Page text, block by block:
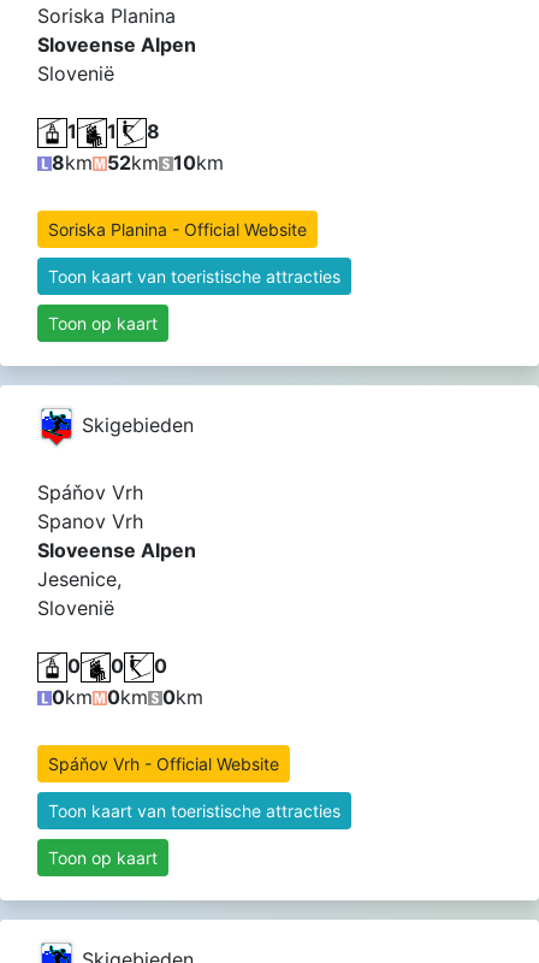
Soriska Planina
Sloveense Alpen
Slovenië
1 1
8
8km 52km 10km
Soriska Planina - Official Website
Toon kaart van toeristische attracties
Toon op kaart
Skigebieden
Spáňov Vrh
Spanov Vrh
Sloveense Alpen
Jesenice,
Slovenië
0 0
0
0km 0km 0km
Spáňov Vrh - Official Website
Toon kaart van toeristische attracties
Toon op kaart